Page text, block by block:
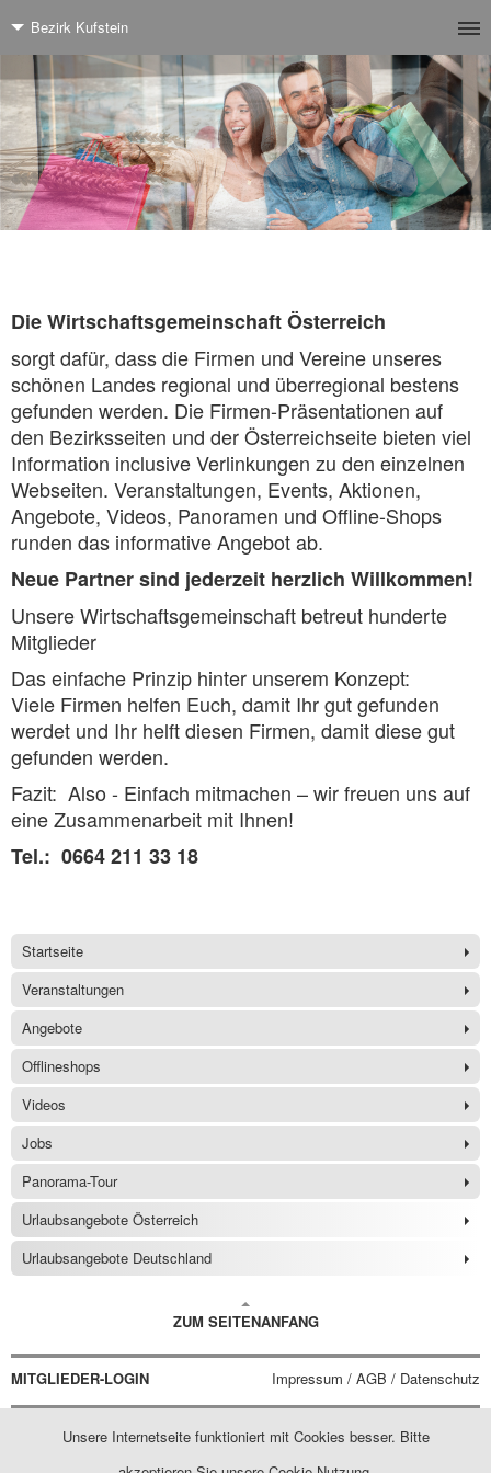
Bezirk Kufstein
Die Wirtschaftsgemeinschaft Österreich
sorgt dafür, dass die Firmen und Vereine unseres
schönen Landes regional und überregional bestens
gefunden werden. Die Firmen-Präsentationen auf
den Bezirksseiten und der Österreichseite bieten viel
Information inclusive Verlinkungen zu den einzelnen
Webseiten. Veranstaltungen, Events, Aktionen,
Angebote, Videos, Panoramen und Offline-Shops
runden das informative Angebot ab.
Neue Partner sind jederzeit herzlich Willkommen!
Unsere Wirtschaftsgemeinschaft betreut hunderte
Mitglieder
Das einfache Prinzip hinter unserem Konzept:
Viele Firmen helfen Euch, damit Ihr gut gefunden
werdet und Ihr helft diesen Firmen, damit diese gut
gefunden werden.
Fazit: Also - Einfach mitmachen – wir freuen uns auf
eine Zusammenarbeit mit Ihnen!
Tel.: 0664 211 33 18
Startseite
Veranstaltungen
Angebote
Offlineshops
Videos
Jobs
Panorama-Tour
Urlaubsangebote Österreich
Urlaubsangebote Deutschland
ZUM SEITENANFANG
MITGLIEDER-LOGIN Impressum / AGB / Datenschutz
Unsere Internetseite funktioniert mit Cookies besser. Bitte